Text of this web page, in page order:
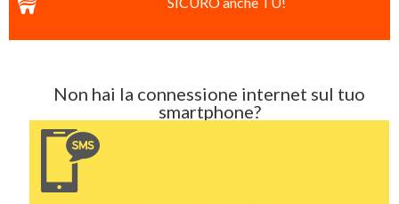
Non hai la connessione internet sul tuo
smartphone?